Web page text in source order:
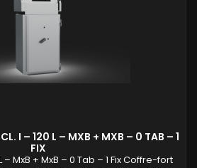
I – 120 L – MXB + MXB – 0 TAB – 1
FIX
L – MxB + MxB – 0 Tab – 1 Fix Coffre-fort